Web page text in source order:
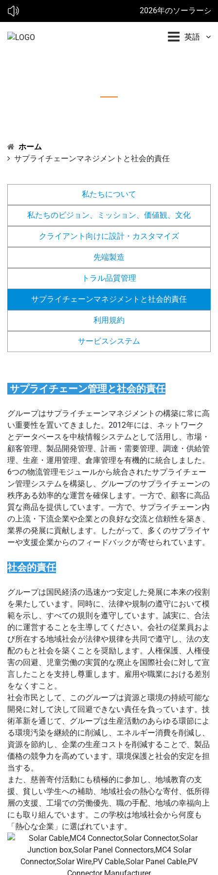
2026年のソーラーシ
英語
ホーム
サプライチェーンマネジメントと社会的責任
私たちについて
私たちのビジョン、ミッション、価値観、文化
クライアント向けに設計・カスタマイズ
先端製造
トラル品質管理
サプライチェーンマネジメントと社会的責任
利用規約
サービスシステム
サプライチェーン管理と社会的責任
グループはサプライチェーンマネジメントの構築に常に高
い重要性を置いてきました。2012年には、ネットワーク
とデータベースを中核情報システムとして活用し、市場・
顧客管理、製品開発管理、計画・需要管理、調達・供給管
理、生産・運用管理、倉庫管理を有機的に統合しました。
6つの物流管理モジュールから統合されたサプライチェー
ン管理システムを構築し、グループのサプライチェーンの
秩序ある効率的な運営を確保します。一方で、顧客に高品
質な商品を提供しています。一方で、サプライチェーン内
の上流・下流企業や企業との良好な交流と信頼性を築き、
業界の発展に貢献します。したがって、多くのサプライヤ
ーや支援企業からのフィードバックが寄せられています。
社会的責任
グループは国民経済の迅速かつ安定した発展に本来の役割
を果たしています。同時に、法律や規制の遵守において模
範を示し、すべての規則を遵守しています。誠実に、合法
的に運営することを主導してください。会社の従業員およ
び所在する地域社会が法律や規律を共同で遵守し、法の支
配のもと社会を築くことを奨励します。人権保護、人権侵
害の回避、児童労働の実質的な廃止を国際社会に対して宣
言したことを支持し尊重します。雇用や職業における差別
をなくすこと。
社会市民として、このグループは資源と環境の持続可能な
開発に対して決して回避できない責任を負っています。技
術革新を通じて、グループは生産活動のあらゆる環節によ
る環境汚染を継続的に削減し、エネルギー消費を削減し、
資源を節約し、企業の生産コストを削減することで、製品
価格の競争力を高めています。環境保護と社会的安定を担
当する。
また、慈善寄付活動にも積極的に参加し、地域教育の支
援、貧しい学生への補助、地域社会の熱心な寄付、低所得
層の支援、工場での労働優先、職の手配、地域の幸福向上
にも取り組んでいます。この学校は地域社会から何度も
「熱心な企業」に選ばれています。